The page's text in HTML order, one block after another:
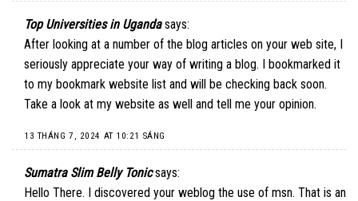
Top Universities in Uganda says:
After looking at a number of the blog articles on your web site, I
seriously appreciate your way of writing a blog. I bookmarked it
to my bookmark website list and will be checking back soon.
Take a look at my website as well and tell me your opinion.
13 THÁNG 7, 2024 AT 10:21 SÁNG
Sumatra Slim Belly Tonic says:
Hello There. I discovered your weblog the use of msn. That is an